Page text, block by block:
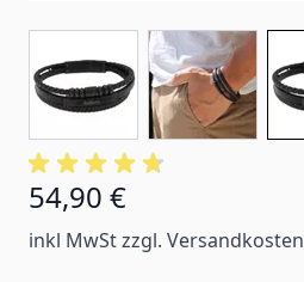
54,90 €
inkl MwSt zzgl. Versandkosten